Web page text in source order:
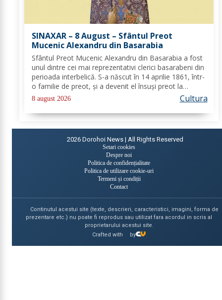
SINAXAR – 8 August – Sfântul Preot
Mucenic Alexandru din Basarabia
Sfântul Preot Mucenic Alexandru din Basarabia a fost
unul dintre cei mai reprezentativi clerici basarabeni din
perioada interbelică. S-a născut în 14 aprilie 1861, într-
o familie de preot, și a devenit el însuși preot la
Biserica „Aleksandr Nevski” din Călăraşi-sat, în
Republica Moldova de azi. A...
8 august 2026 Cultura
2026 Dorohoi News | All Rights Reserved
Setari cookies
Despre noi
Politica de confidențialitate
Politica de utilizare cookie-uri
Termeni și condiții
Contact
Continutul acestui site (texte, descrieri, caracteristici, imagini, forma de
prezentare etc.) nu poate fi reprodus sau utilizat fara acordul in scris al
proprietarului acestui site.
Crafted with
by